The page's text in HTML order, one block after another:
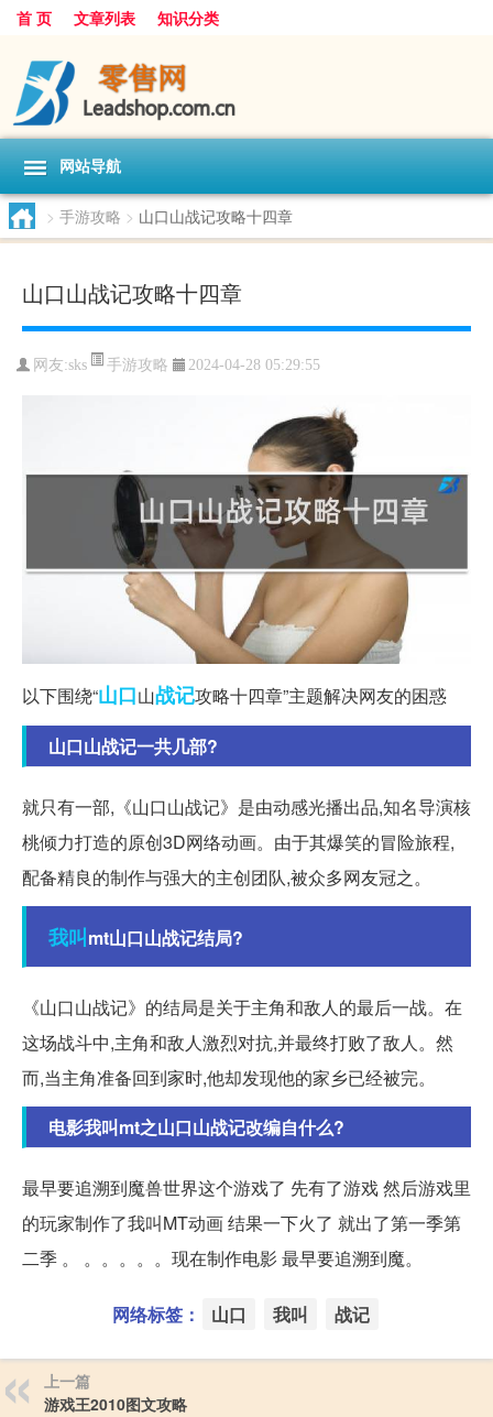
首 页 文章列表 知识分类
网站导航
> 手游攻略 > 山口山战记攻略十四章
山口山战记攻略十四章
网友:sks 手游攻略 2024-04-28 05:29:55
以下围绕“山口山战记攻略十四章”主题解决网友的困惑
山口山战记一共几部?
就只有一部,《山口山战记》是由动感光播出品,知名导演核
桃倾力打造的原创3D网络动画。由于其爆笑的冒险旅程,
配备精良的制作与强大的主创团队,被众多网友冠之。
我叫mt山口山战记结局?
《山口山战记》的结局是关于主角和敌人的最后一战。在
这场战斗中,主角和敌人激烈对抗,并最终打败了敌人。然
而,当主角准备回到家时,他却发现他的家乡已经被完。
电影我叫mt之山口山战记改编自什么?
最早要追溯到魔兽世界这个游戏了 先有了游戏 然后游戏里
的玩家制作了我叫MT动画 结果一下火了 就出了第一季第
二季 。 。。。。。现在制作电影 最早要追溯到魔。
网络标签： 山口 我叫 战记
上一篇
游戏王2010图文攻略